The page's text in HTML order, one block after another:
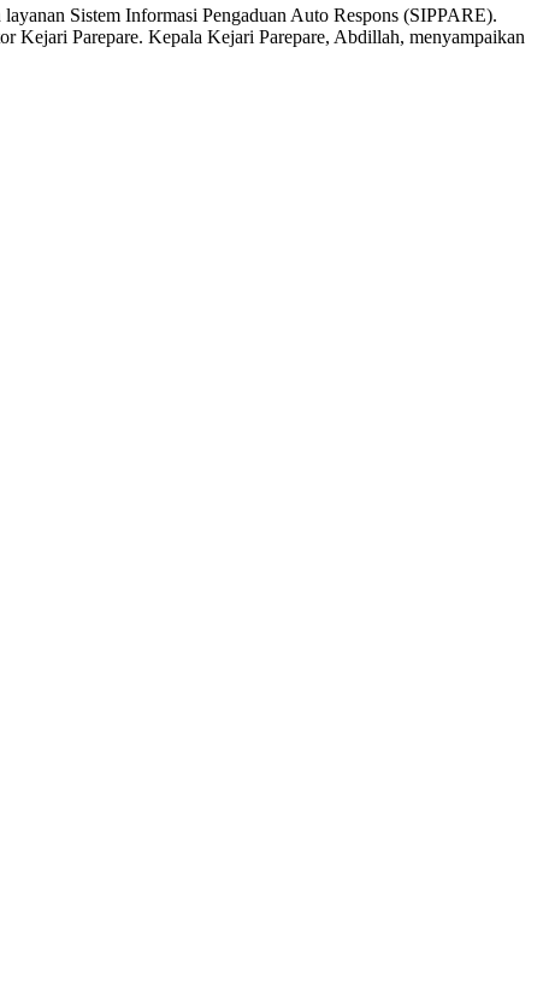
Sistem Informasi Pengaduan Auto Respons (SIPPARE).
Kejari Parepare. Kepala Kejari Parepare, Abdillah, menyampaikan